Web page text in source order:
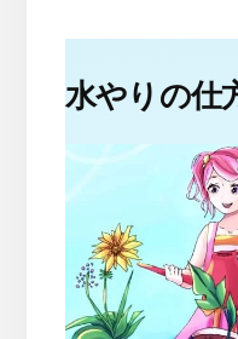
水やりの仕